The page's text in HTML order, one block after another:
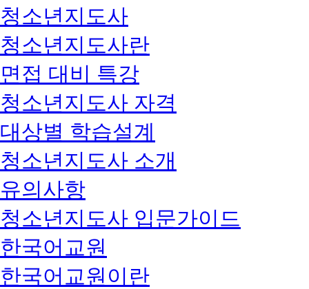
청소년지도사
청소년지도사란
면접 대비 특강
청소년지도사 자격
대상별 학습설계
청소년지도사 소개
유의사항
청소년지도사 입문가이드
한국어교원
한국어교원이란